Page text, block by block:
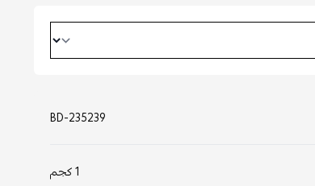
BD-235239
1 كجم